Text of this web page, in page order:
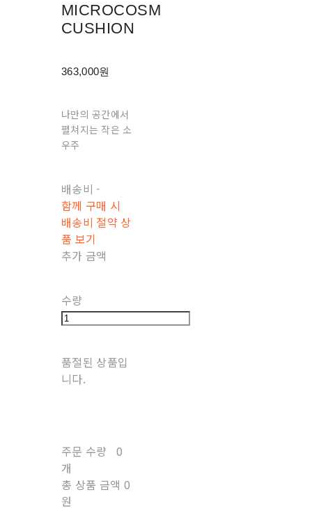
MICROCOSM
CUSHION
363,000원
나만의 공간에서
펼쳐지는 작은 소
우주
배송비 -
함께 구매 시
배송비 절약 상
품 보기
추가 금액
수량
품절된 상품입
니다.
주문 수량
0
개
총 상품 금액 0
원